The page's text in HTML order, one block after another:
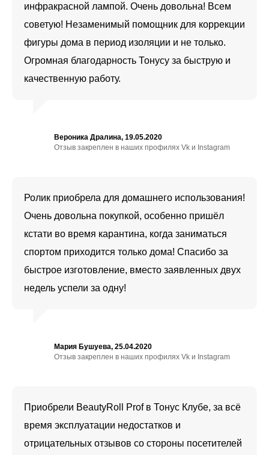
инфракрасной лампой. Очень довольна! Всем
советую! Незаменимый помощник для коррекции
фигуры дома в период изоляции и не только.
Огромная благодарность Тонусу за быструю и
качественную работу.
Вероника Дралина, 19.05.2020
Отзыв закреплен в наших профилях Vk и Instagram
Ролик приобрела для домашнего использования!
Очень довольна покупкой, особенно пришёл
кстати во время карантина, когда заниматься
спортом приходится только дома! Спасибо за
быстрое изготовление, вместо заявленных двух
недель успели за одну!
Мария Бушуева, 25.04.2020
Отзыв закреплен в наших профилях Vk и Instagram
Приобрели BeautyRoll Prof в Тонус Клубе, за всё
время эксплуатации недостатков и
отрицательных отзывов со стороны посетителей